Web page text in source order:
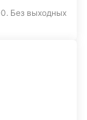
Без выходных